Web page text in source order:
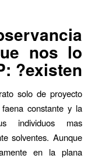
nos lo
?existen?
solo de proyecto
constante y la
individuos mas
solventes. Aunque
en la plana